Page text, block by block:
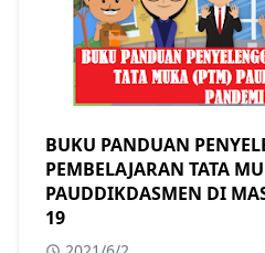
BUKU PANDUAN
PEMBELAJARAN TATA
PAUDDIKDASMEN DI
19